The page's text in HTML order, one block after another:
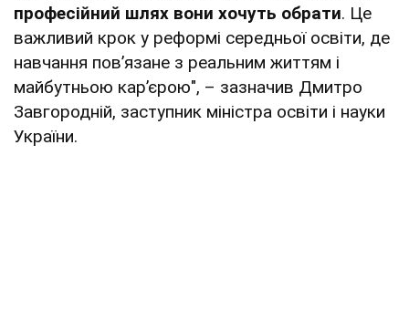
професійний шлях вони хочуть обрати. Це
важливий крок у реформі середньої освіти, де
навчання пов’язане з реальним життям і
майбутньою кар’єрою", – зазначив Дмитро
Завгородній, заступник міністра освіти і науки
України.